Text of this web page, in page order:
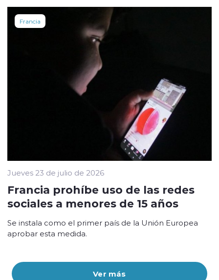
Ver más
Francia
Jueves 23 de julio de 2026
Francia prohíbe uso de las redes
sociales a menores de 15 años
Se instala como el primer país de la Unión Europea
aprobar esta medida.